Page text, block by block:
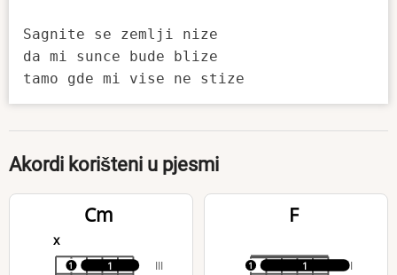
Sagnite se zemlji nize
da mi sunce bude blize
Akordi korišteni u pjesmi
Cm
x
III
1
1
F
I
1
1